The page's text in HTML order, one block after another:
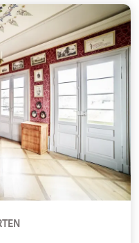
in den Garten